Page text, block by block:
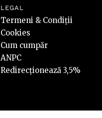
LEGAL
Termeni & Condiții
Cookies
Cum cumpăr
ANPC
Redirecționează 3,5%